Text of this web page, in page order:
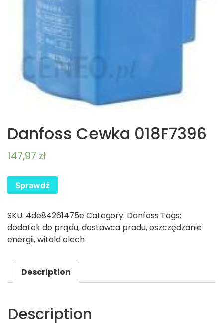
Danfoss Cewka 018F7396
147,97 zł
Sprawdź
SKU: 4de84261475eCategory: Danfoss Tags:
dodatek do prądu,dostawca pradu,oszczędzanie
energii,witold olech
Description
Description